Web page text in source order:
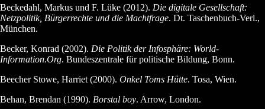
Beckedahl, Markus und F. Lüke (2012). Die digitale Gesellschaft:
Netzpolitik, Bürgerrechte und die Machtfrage. Dt. Taschenbuch-Verl.,
München.
Becker, Konrad (2002). Die Politik der Infosphäre: World-
Information.Org. Bundeszentrale für politische Bildung, Bonn.
Beecher Stowe, Harriet (2000). Onkel Toms Hütte. Tosa, Wien.
Behan, Brendan (1990). Borstal boy. Arrow, London.